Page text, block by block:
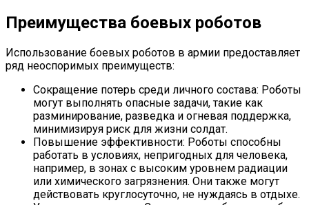
Преимущества боевых роботов
Использование боевых роботов в армии предоставляет
ряд неоспоримых преимуществ:
Сокращение потерь среди личного состава: Роботы
могут выполнять опасные задачи, такие как
разминирование, разведка и огневая поддержка,
минимизируя риск для жизни солдат.
Повышение эффективности: Роботы способны
работать в условиях, непригодных для человека,
например, в зонах с высоким уровнем радиации
или химического загрязнения. Они также могут
действовать круглосуточно, не нуждаясь в отдыхе.